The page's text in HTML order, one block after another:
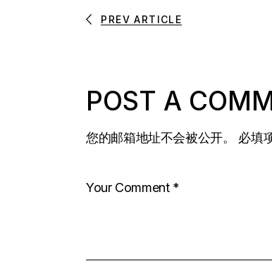
PREV ARTICLE
POST A
您的邮箱地址不会被公开。 必填